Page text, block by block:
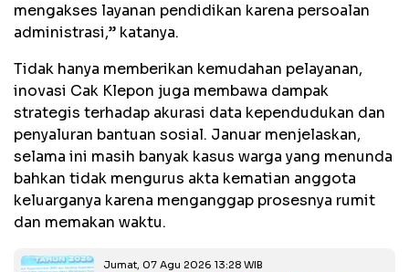
mengakses layanan pendidikan karena persoalan
administrasi,” katanya.
Tidak hanya memberikan kemudahan pelayanan,
inovasi Cak Klepon juga membawa dampak
strategis terhadap akurasi data kependudukan dan
penyaluran bantuan sosial. Januar menjelaskan,
selama ini masih banyak kasus warga yang menunda
bahkan tidak mengurus akta kematian anggota
keluarganya karena menganggap prosesnya rumit
dan memakan waktu.
Jumat, 07 Agu 2026 13:28 WIB